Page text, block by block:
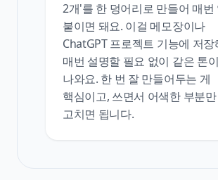
2개'를 한 덩어리로 만들어 매번
붙이면 돼요. 이걸 메모장이나
ChatGPT 프로젝트 기능에 저장
매번 설명할 필요 없이 같은 톤이
나와요. 한 번 잘 만들어두는 게
핵심이고, 쓰면서 어색한 부분
고치면 됩니다.